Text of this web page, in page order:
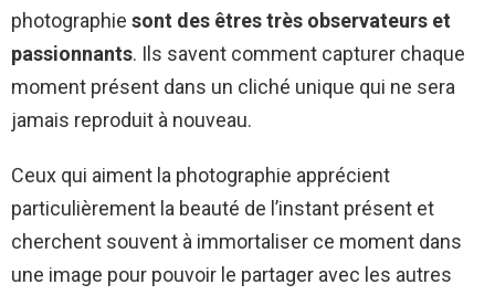
photographie sont des êtres très observateurs et
passionnants. Ils savent comment capturer chaque
moment présent dans un cliché unique qui ne sera
jamais reproduit à nouveau.
Ceux qui aiment la photographie apprécient
particulièrement la beauté de l’instant présent et
cherchent souvent à immortaliser ce moment dans
une image pour pouvoir le partager avec les autres